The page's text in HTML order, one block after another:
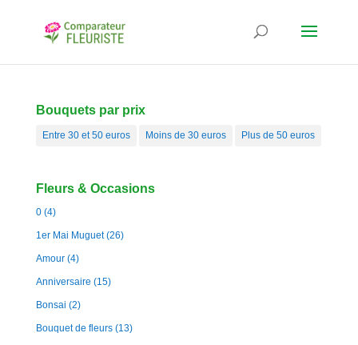
Bouquets par prix
Entre 30 et 50 euros Moins de 30 euros Plus de 50 euros
Fleurs & Occasions
0 (4)
1er Mai Muguet (26)
Amour (4)
Anniversaire (15)
Bonsai (2)
Bouquet de fleurs (13)